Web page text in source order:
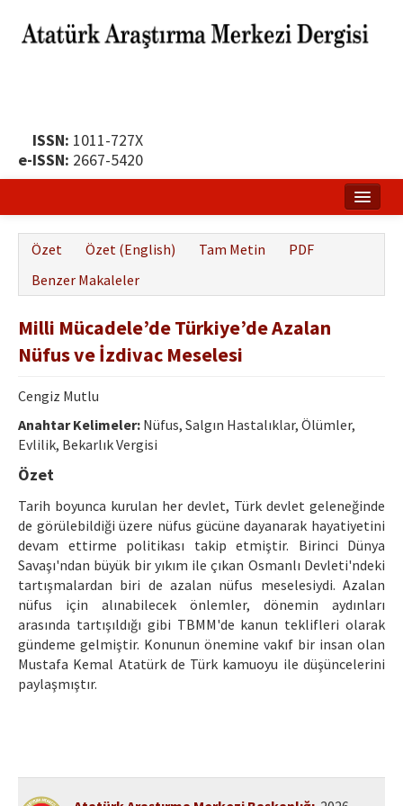
ISSN: 1011-727X
e-ISSN: 2667-5420
Yayın Politikası
Dergi Kurulları
Etik İlkeler
Yazar Rehberi
Hakem Rehberi
İletişim
Özet Özet (English) Tam Metin
PDF
Benzer Makaleler
Milli Mücadele’de Türkiye’de Azalan
Nüfus ve İzdivac Meselesi
Cengiz Mutlu
Anahtar Kelimeler: Nüfus, Salgın Hastalıklar, Ölümler,
Evlilik, Bekarlık Vergisi
Özet
Tarih boyunca kurulan her devlet, Türk devlet geleneğinde
de görülebildiği üzere nüfus gücüne dayanarak hayatiyetini
devam ettirme politikası takip etmiştir. Birinci Dünya
Savaşı'ndan büyük bir yıkım ile çıkan Osmanlı Devleti'ndeki
tartışmalardan biri de azalan nüfus meselesiydi. Azalan
nüfus için alınabilecek önlemler, dönemin aydınları
arasında tartışıldığı gibi TBMM'de kanun teklifleri olarak
gündeme gelmiştir. Konunun önemine vakıf bir insan olan
Mustafa Kemal Atatürk de Türk kamuoyu ile düşüncelerini
paylaşmıştır.